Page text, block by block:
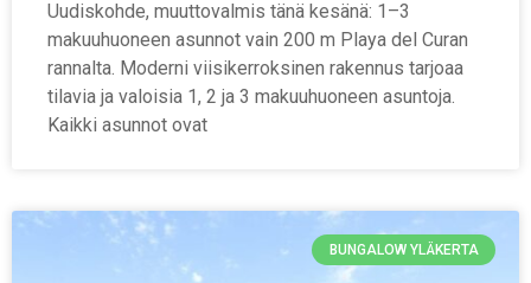
Uudiskohde, muuttovalmis tänä kesänä: 1–3
makuuhuoneen asunnot vain 200 m Playa del Curan
rannalta. Moderni viisikerroksinen rakennus tarjoaa
tilavia ja valoisia 1, 2 ja 3 makuuhuoneen asuntoja.
Kaikki asunnot ovat
BUNGALOW YLÄKERTA